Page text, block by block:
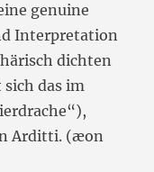
genuine
Interpretation
dichten
sich das im
Arditti. (æon